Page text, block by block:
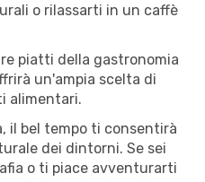
o rilassarti in un caffè
piatti della gastronomia
un'ampia scelta di
alimentari.
il bel tempo ti consentirà
dei dintorni. Se sei
o ti piace avventurarti